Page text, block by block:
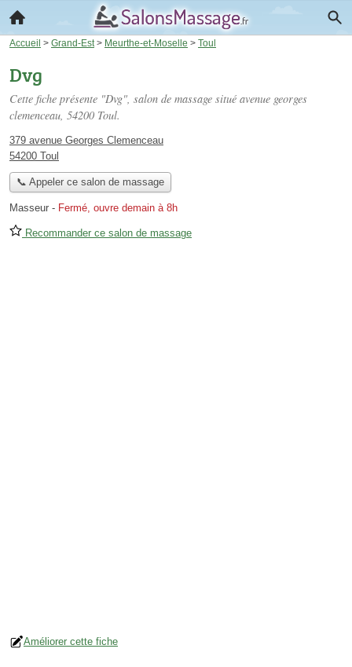
Accueil > Grand-Est > Meurthe-et-Moselle > Toul
Dvg
Cette fiche présente "Dvg", salon de massage situé avenue georges
clemenceau, 54200 Toul.
379 avenue Georges Clemenceau
54200 Toul
📞 Appeler ce salon de massage
Masseur - Fermé, ouvre demain à 8h
Recommander ce salon de massage
Améliorer cette fiche